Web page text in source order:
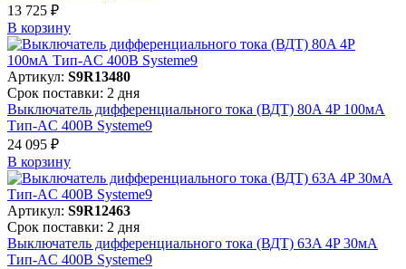
13 725 ₽
В корзинy
Артикул: S9R13480
Срок поставки: 2 дня
Выключатель дифференциального тока (ВДТ) 80A 4P 100мА
Тип-AC 400В Systeme9
24 095 ₽
В корзинy
Артикул: S9R12463
Срок поставки: 2 дня
Выключатель дифференциального тока (ВДТ) 63A 4P 30мА
Тип-AC 400В Systeme9